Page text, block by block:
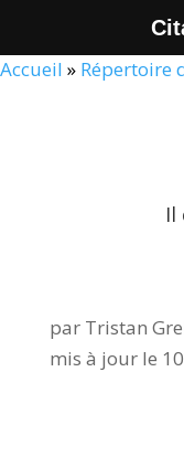
Accueil » Répertoire
Il
par Tristan
mis à jour le